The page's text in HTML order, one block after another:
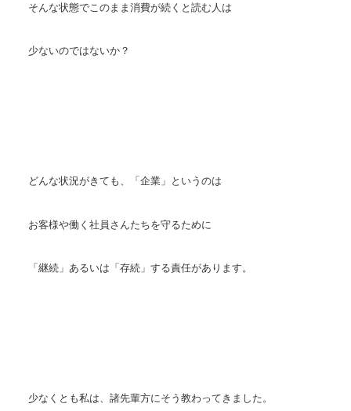
そんな状態でこのまま消費が続くと読む人は
少ないのではないか？
どんな状況がきても、「企業」というのは
お客様や働く社員さんたちを守るために
「継続」あるいは「存続」する責任があります。
少なくとも私は、諸先輩方にそう教わってきました。